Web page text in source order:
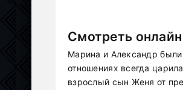
Смотреть
Марина и Александр
отношениях всегда
взрослый сын Женя от